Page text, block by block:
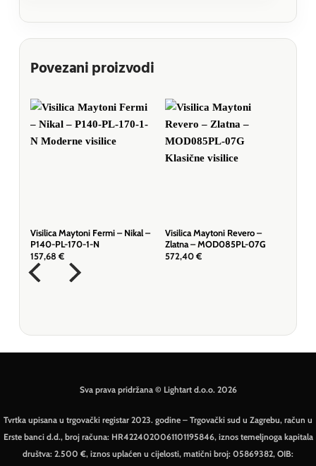
Povezani proizvodi
Visilica Maytoni Fermi – Nikal –
P140-PL-170-1-N
157,68 €
Visilica Maytoni Revero –
Zlatna – MOD085PL-07G
572,40 €
Sva prava pridržana © Lightart d.o.o. 2026
Tvrtka upisana u trgovački registar 2023. godine – Trgovački sud u Zagrebu, račun u
Erste banci d.d., broj računa: HR4224020061101195846, iznos temeljnoga kapitala
društva: 2.500 €, iznos uplaćen u cijelosti, matični broj: 05869382, OIB: